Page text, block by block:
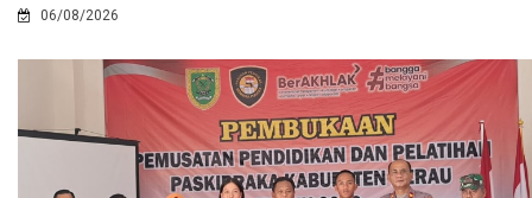
06/08/2026